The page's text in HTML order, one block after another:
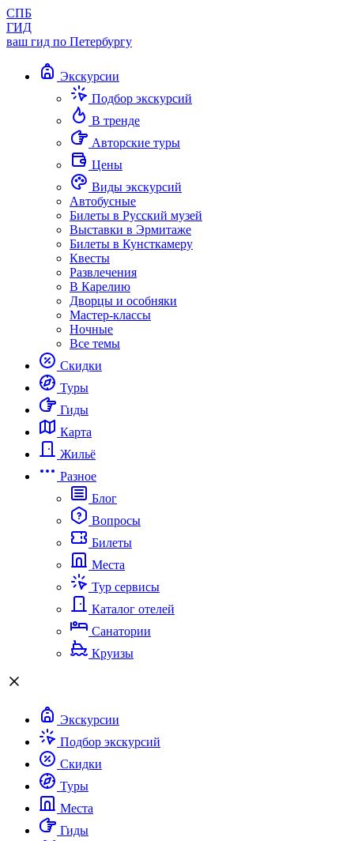
СПБ
ГИД
ваш гид по Петербургу
Экскурсии
Подбор экскурсий
В тренде
Авторские туры
Цены
Виды экскурсий
Автобусные
Билеты в Русский музей
Выставки в Эрмитаже
Билеты в Кунсткамеру
Квесты
Развлечения
В Карелию
Дворцы и особняки
Мастер-классы
Ночные
Все темы
Скидки
Туры
Гиды
Карта
Жильё
Разное
Блог
Вопросы
Билеты
Места
Тур сервисы
Каталог отелей
Санатории
Круизы
Экскурсии
Подбор экскурсий
Скидки
Туры
Места
Гиды